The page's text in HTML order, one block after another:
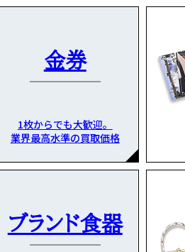
金券
1枚からでも大歓迎。
業界最高水準の買取価格
ブランド食器